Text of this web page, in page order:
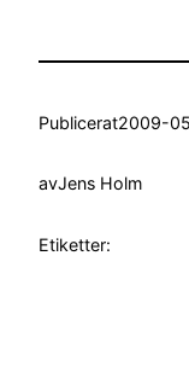
Publicerat2009-
avJens Holm
Etiketter: